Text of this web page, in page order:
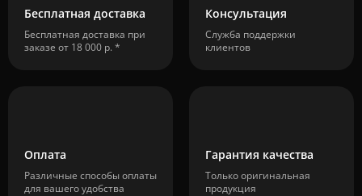
Бесплатная доставка
Бесплатная доставка при
заказе от 18 000 р. *
Консультация
Служба поддержки
клиентов
Оплата
Различные способы оплаты
для вашего удобства
Гарантия качества
Только оригинальная
продукция